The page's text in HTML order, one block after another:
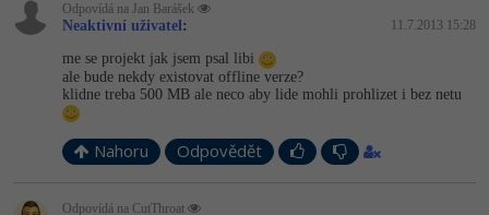
Odpovídá na Jan Barášek
Neaktivní uživatel: 11.7.2013 15:28
me se projekt jak jsem psal libi
ale bude nekdy existovat offline verze?
klidne treba 500 MB ale neco aby lide mohli prohlizet i bez netu
Nahoru Odpovědět
Odpovídá na CutThroat